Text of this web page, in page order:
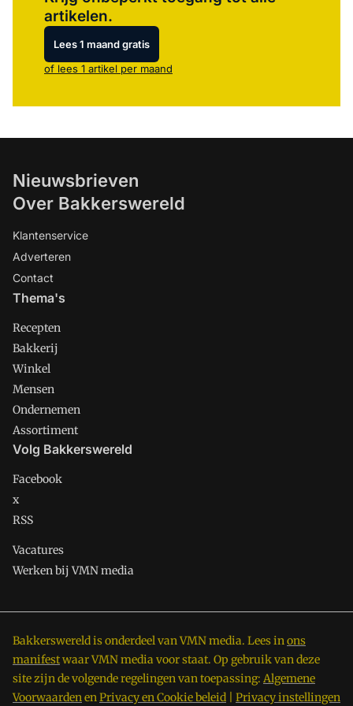
artikelen.
Lees 1 maand gratis
of lees 1 artikel per maand
Nieuwsbrieven
Over Bakkerswereld
Klantenservice
Adverteren
Contact
Thema's
Recepten
Bakkerij
Winkel
Mensen
Ondernemen
Assortiment
Volg Bakkerswereld
Facebook
x
RSS
Vacatures
Werken bij VMN media
Bakkerswereld is onderdeel van VMN media. Lees inons
manifestwaar VMN media voor staat. Op gebruik van deze
site zijn de volgende regelingen van toepassing: Algemene
VoorwaardenenPrivacy en Cookie beleid Privacy instellingen